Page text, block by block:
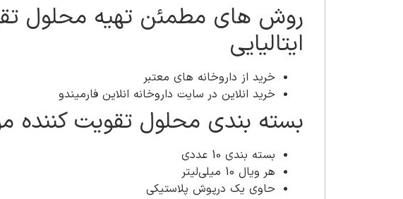
روش های مطمئن تهیه محلول
ایتالیایی
خرید از داروخانه های معتبر
خرید انلاین در سایت داروخانه انلاین فارمیندو
بسته بندی محلول تقویت کننده
بسته بندی 10 عددی
هر ویال 10 میلی‌لیتر
حاوی یک درپوش پلاستیکی